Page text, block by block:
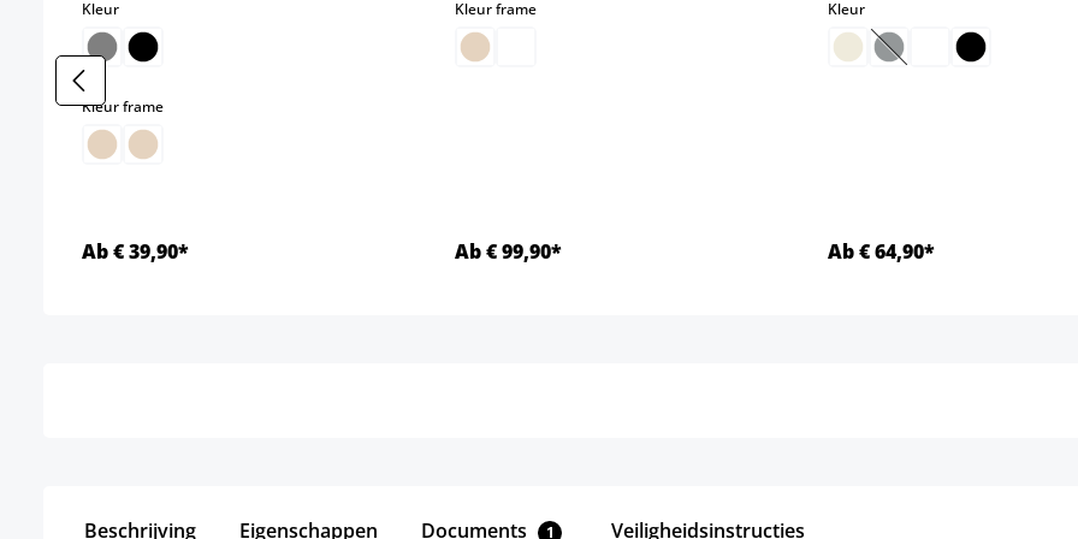
Kleurselect
Kleur frameselect
Ab € 39,90*
Kleur frameselect
Ab € 99,90*
Kleurselect
(Deze optie is
Ab € 64,90*
Beschrijving Eigenschappen Documents 1 Veiligheidsinstructies